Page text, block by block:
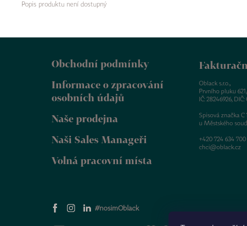
Popis produktu není dostupný
Obchodní podmínky
Informace o zpracování
osobních údajů
Naše prodejna
Naši Sales Manageři
Volná pracovní místa
#nosimOblack
Oblack s.r.o.,
Prvního pluku
IČ: 28246926,
Spisová značka C
u Městského
+420 724 634 700
chci@oblack.cz